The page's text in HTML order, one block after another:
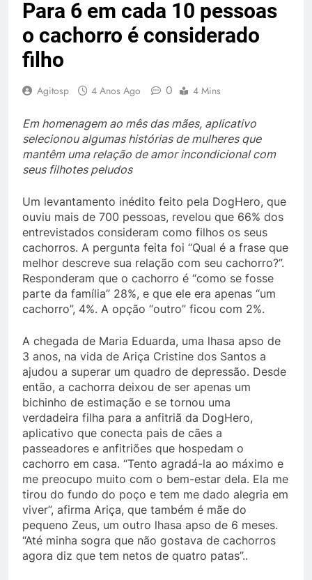
Para 6 em cada 10 pessoas
o cachorro é considerado
filho
Agitosp 4 Anos Ago 0 4 Mins
Em homenagem ao mês das mães, aplicativo
selecionou algumas histórias de mulheres que
mantêm uma relação de amor incondicional com
seus filhotes peludos
Um levantamento inédito feito pela DogHero, que
ouviu mais de 700 pessoas, revelou que 66% dos
entrevistados consideram como filhos os seus
cachorros. A pergunta feita foi “Qual é a frase que
melhor descreve sua relação com seu cachorro?”.
Responderam que o cachorro é “como se fosse
parte da família” 28%, e que ele era apenas “um
cachorro”, 4%. A opção “outro” ficou com 2%.
A chegada de Maria Eduarda, uma lhasa apso de
3 anos, na vida de Ariça Cristine dos Santos a
ajudou a superar um quadro de depressão. Desde
então, a cachorra deixou de ser apenas um
bichinho de estimação e se tornou uma
verdadeira filha para a anfitriã da DogHero,
aplicativo que conecta pais de cães a
passeadores e anfitriões que hospedam o
cachorro em casa. “Tento agradá-la ao máximo e
me preocupo muito com o bem-estar dela. Ela me
tirou do fundo do poço e tem me dado alegria em
viver”, afirma Ariça, que também é mãe do
pequeno Zeus, um outro lhasa apso de 6 meses.
“Até minha sogra que não gostava de cachorros
agora diz que tem netos de quatro patas”..